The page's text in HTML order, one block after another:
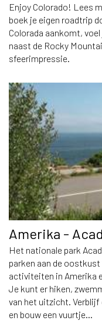
Enjoy Colorado! Lees
boek je eigen roadtrip
Colorada aankomt,
naast de Rocky
sfeerimpressie.
Amerika -
Het nationale park
parken aan de
activiteiten in Amerika
Je kunt er hiken,
van het uitzicht.
en bouw een vuurtje...